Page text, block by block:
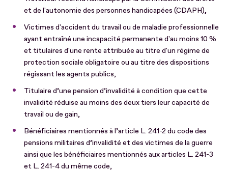
et de l'autonomie des personnes handicapées (CDAPH),
Victimes d'accident du travail ou de maladie professionnelle
ayant entraîné une incapacité permanente d'au moins 10 %
et titulaires d'une rente attribuée au titre d'un régime de
protection sociale obligatoire ou au titre des dispositions
régissant les agents publics,
Titulaire d’une pension d’invalidité à condition que cette
invalidité réduise au moins des deux tiers leur capacité de
travail ou de gain,
Bénéficiaires mentionnés à l’article L. 241-2 du code des
pensions militaires d’invalidité et des victimes de la guerre
ainsi que les bénéficiaires mentionnés aux articles L. 241-3
et L. 241-4 du même code,